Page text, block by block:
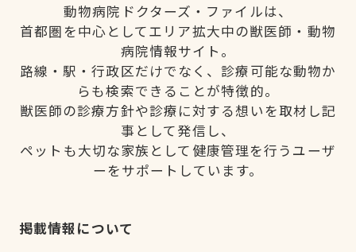
動物病院ドクターズ・ファイルは、
首都圏を中心としてエリア拡大中の獣医師・動物
病院情報サイト。
路線・駅・行政区だけでなく、診療可能な動物か
らも検索できることが特徴的。
獣医師の診療方針や診療に対する想いを取材し記
事として発信し、
ペットも大切な家族として健康管理を行うユーザ
ーをサポートしています。
掲載情報について